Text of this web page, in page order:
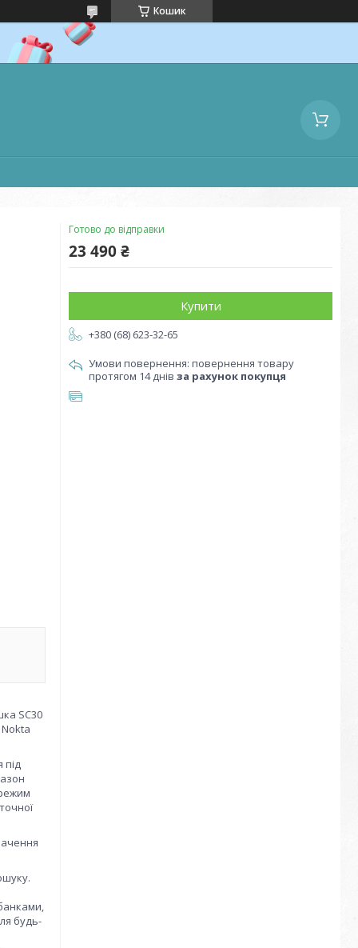
Кошик
SC30
під
будь-
Готово до відправки
23 490 ₴
Купити
+380 (68) 623-32-65
повернення товару
протягом 14 днів за рахунок покупця